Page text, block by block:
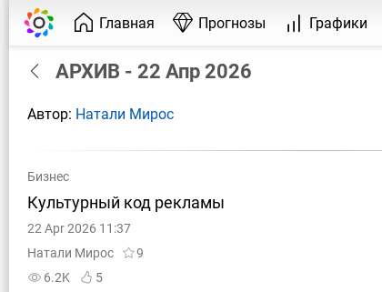
Главная Прогнозы Графики
АРХИВ - 22 Апр 2026
Автор: Натали Мирос
Бизнес
Культурный код рекламы
22 Apr 2026 11:37
Натали Мирос
9
6.2K
5